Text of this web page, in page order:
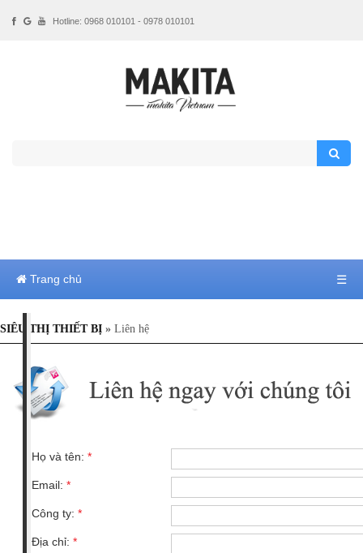
Trang chủ ☰
SIÊU THỊ THIẾT BỊ » Liên hệ
Họ và tên: *
Email: *
Công ty: *
Địa chỉ: *
Hotline: 0968 010101 - 0978 010101